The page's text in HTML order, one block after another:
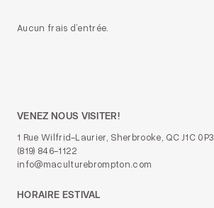
Aucun frais d’entrée.
VENEZ NOUS VISITER!
1 Rue Wilfrid-Laurier, Sherbrooke, QC J1C 0P3
(819) 846-1122
info@maculturebrompton.com
HORAIRE ESTIVAL